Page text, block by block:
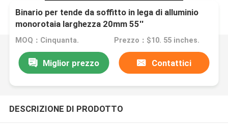
Binario per tende da soffitto in lega di alluminio
monorotaia larghezza 20mm 55''
MOQ：Cinquanta. Prezzo：$10. 55 inches.
Miglior prezzo Contattici
DESCRIZIONE DI PRODOTTO